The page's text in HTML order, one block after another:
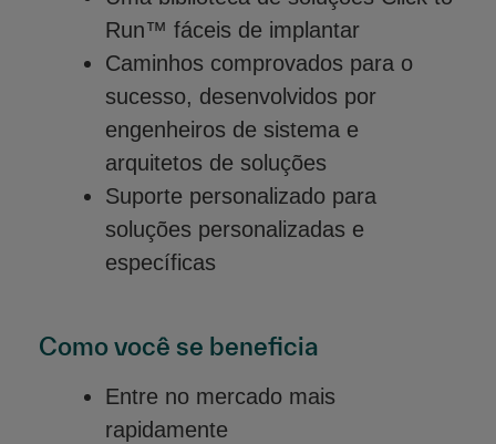
Run™ fáceis de implantar
Caminhos comprovados para o
sucesso, desenvolvidos por
engenheiros de sistema e
arquitetos de soluções
Suporte personalizado para
soluções personalizadas e
específicas
Como você se beneficia
Entre no mercado mais
rapidamente